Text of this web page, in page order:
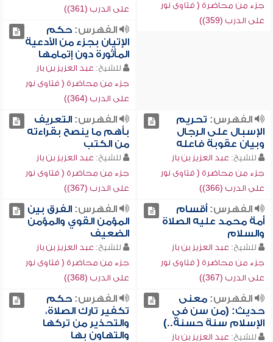
جزء من محاضرة ( فتاوى نور
على الدرب (359))
على الدرب (361))
الفهرس:حكم
الإتيان بجزء من الأدعية
المأثورة دون إتمامها
للشيخ: عبد العزيز بن باز
جزء من محاضرة ( فتاوى نور
على الدرب (364))
الفهرس: تحريم
الإسبال على الرجال
وبيان عقوبة فاعله
للشيخ: عبد العزيز بن باز
جزء من محاضرة ( فتاوى نور
على الدرب (366))
الفهرس:التعريف
بأهم ما ينصح بقراءته
من الكتب
للشيخ: عبد العزيز بن باز
جزء من محاضرة ( فتاوى نور
على الدرب (367))
الفهرس:أقسام
أمة محمد عليه الصلاة
والسلام
للشيخ: عبد العزيز بن باز
جزء من محاضرة ( فتاوى نور
على الدرب (367))
الفهرس:الفرق بين
المؤمن القوي والمؤمن
الضعيف
للشيخ: عبد العزيز بن باز
جزء من محاضرة ( فتاوى نور
على الدرب (368))
الفهرس:معنى
حديث: (من سن في
الإسلام سنة حسنة..)
للشيخ: عبد العزيز بن باز
الفهرس:حكم
تكفير تارك الصلاة،
والتحذير من تركها
والتهاون بها